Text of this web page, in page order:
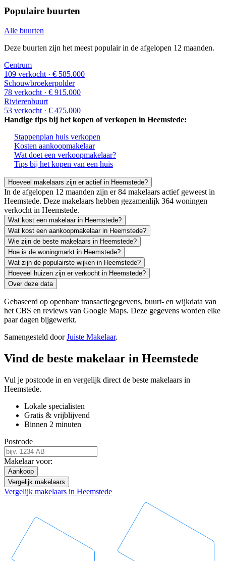
Populaire buurten
Alle buurten
Deze buurten zijn het meest populair in de afgelopen 12 maanden.
Centrum
109 verkocht · € 585.000
Schouwbroekerpolder
78 verkocht · € 915.000
Rivierenbuurt
53 verkocht · € 475.000
Handige tips bij het kopen of verkopen in Heemstede:
Stappenplan huis verkopen
Kosten aankoopmakelaar
Wat doet een verkoopmakelaar?
Tips bij het kopen van een huis
Hoeveel makelaars zijn er actief in Heemstede?
In de afgelopen 12 maanden zijn er 84 makelaars actief geweest in
Heemstede. Deze makelaars hebben gezamenlijk 364 woningen
verkocht in Heemstede.
Wat kost een makelaar in Heemstede?
Wat kost een aankoopmakelaar in Heemstede?
Wie zijn de beste makelaars in Heemstede?
Hoe is de woningmarkt in Heemstede?
Wat zijn de populairste wijken in Heemstede?
Hoeveel huizen zijn er verkocht in Heemstede?
Over deze data
Gebaseerd op openbare transactiegegevens, buurt- en wijkdata van
het CBS en reviews van Google Maps. Deze gegevens worden elke
paar dagen bijgewerkt.
Samengesteld doorJuiste Makelaar.
Vind de beste makelaar in Heemstede
Vul je postcode in en vergelijk direct de beste makelaars in
Heemstede.
Lokale specialisten
Gratis & vrijblijvend
Binnen 2 minuten
Postcode
Makelaar voor:
Aankoop
Vergelijk makelaars
Vergelijk makelaars in Heemstede